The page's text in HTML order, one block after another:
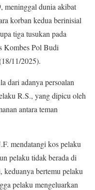
meninggal dunia akibat
korban kedua berinisial
tiga tusukan pada
Kombes Pol Budi
11/2025).
dari adanya persoalan
R.S., yang dipicu oleh
antara teman
mendatangi kos pelaku
pelaku tidak berada di
keduanya bertemu pelaku
pelaku mengeluarkan